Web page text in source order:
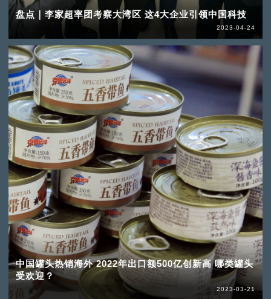
盘点｜李家超率团考察大湾区 这4大企业引领中国科技
2023-04-24
中国罐头热销海外 2022年出口额500亿创新高 哪类罐头
受欢迎？
2023-03-21